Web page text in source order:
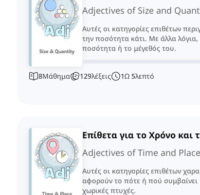
Adjectives of Size and
Αυτές οι κατηγορίες επιθέτων
την ποσότητα κάτι. Με άλλα
ποσότητα ή το μέγεθός του.
8Μάθημα 129λέξεις 1Ω 5λεπτό
Επίθετα για το Χρόνο και
Adjectives of Time and Place
Αυτές οι κατηγορίες επιθέτων
αφορούν το πότε ή πού συμβαίνει
χωρικές πτυχές.